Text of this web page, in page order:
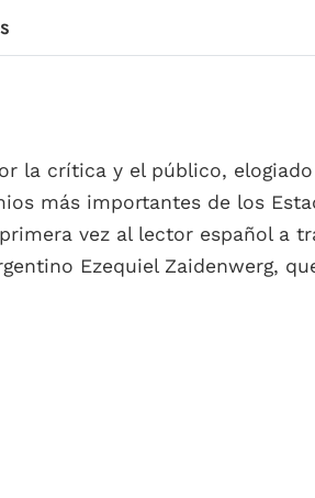
la crítica y el público,
más importantes de los
vez al lector español a
Ezequiel Zaidenwerg,